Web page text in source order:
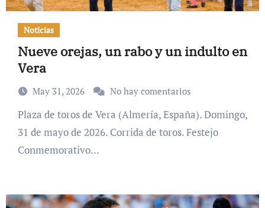
Noticias
Nueve orejas, un rabo y un indulto en
Vera
May 31, 2026 No hay comentarios
Plaza de toros de Vera (Almería, España). Domingo,
31 de mayo de 2026. Corrida de toros. Festejo
Conmemorativo…